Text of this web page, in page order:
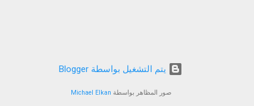
إلى حصد النقاط الثلاث لنيل صدارة المجموعة خاصة بعد تعادله
‏يتم التشغيل بواسطة Blogger
صور المظاهر بواسطة Michael Elkan